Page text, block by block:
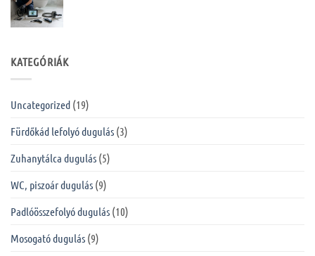
KATEGÓRIÁK
Uncategorized (19)
Fürdőkád lefolyó dugulás (3)
Zuhanytálca dugulás (5)
WC, piszoár dugulás (9)
Padlóösszefolyó dugulás (10)
Mosogató dugulás (9)